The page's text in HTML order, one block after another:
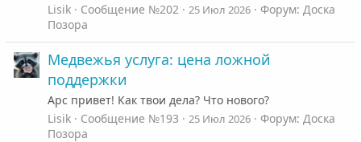
Lisik
Сообщение №202 25 Июл 2026 Форум: Доска
Позора
Медвежья услуга: цена ложной
поддержки
Арс привет! Как твои дела? Что нового?
Lisik
Сообщение №193 25 Июл 2026 Форум: Доска
Позора